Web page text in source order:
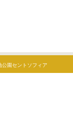
公園セントソフィア